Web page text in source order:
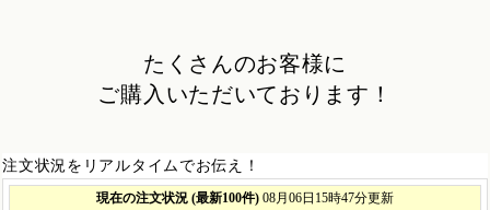
たくさんのお客様に
ご購入いただいております！
注文状況をリアルタイムでお伝え！